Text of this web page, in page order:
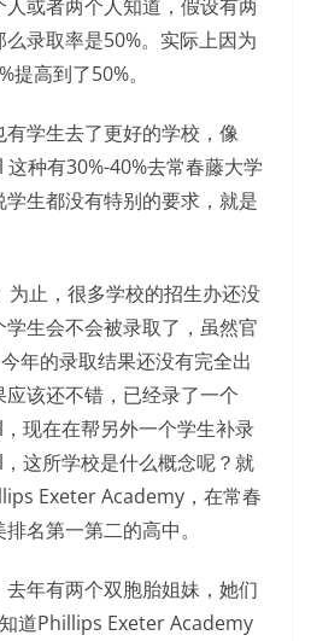
或者两个人知道，假设有两
录取率是50%。实际上因为
高到了50%。
学生去了更好的学校，像
种有30%-40%去常春藤大学
生都没有特别的要求，就是
为止，很多学校的招生办还没
生会不会被录取了，虽然官
年的录取结果还没有完全出
该还不错，已经录了一个
现在在帮另外一个学生补录
这所学校是什么概念呢？就
Exeter Academy，在常春
名第一第二的高中。
年有两个双胞胎姐妹，她们
道Phillips Exeter Academy